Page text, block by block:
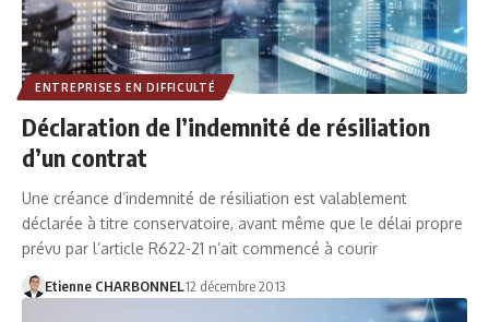
ENTREPRISES EN DIFFICULTÉ
Déclaration de l’indemnité de résiliation
d’un contrat
Une créance d’indemnité de résiliation est valablement
déclarée à titre conservatoire, avant même que le délai propre
prévu par l’article R622-21 n’ait commencé à courir
Etienne CHARBONNEL12 décembre 2013